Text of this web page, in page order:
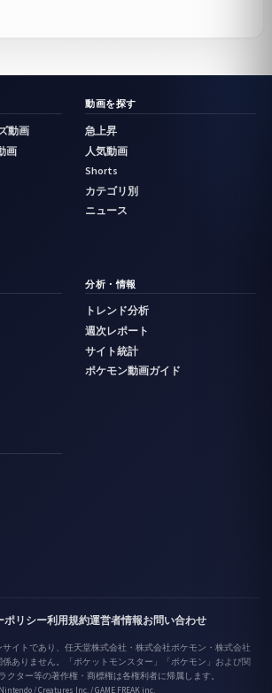
動画
画
動画を探す
急上昇
人気動画
Shorts
カテゴリ別
ニュース
分析・情報
トレンド分析
週次レポート
サイト統計
ポケモン動画ガイド
ポリシー利用規約運営者情報お問い合わせ
イトであり、任天堂株式会社・株式会社ポケモン・株式会社
ありません。「ポケットモンスター」「ポケモン」および関
クター等の著作権・商標権は各権利者に帰属します。
/ Creatures Inc. / GAME FREAK inc.